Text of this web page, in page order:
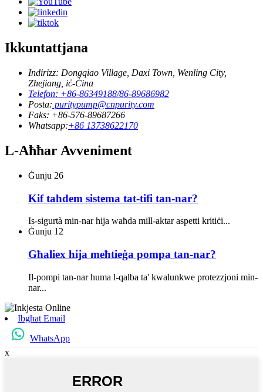
Ikkuntattjana
Indirizz: Dongqiao Village, Daxi Town, Wenling City,
Zhejiang, iċ-Ċina
Telefon: +86-86349188/86-89686982
Posta: puritypump@cnpurity.com
Faks: +86-576-89687266
Whatsapp:+86 13738622170
L-Aħħar Avveniment
Ġunju 26
Kif taħdem sistema tat-tifi tan-nar?
Is-sigurtà min-nar hija waħda mill-aktar aspetti kritiċi...
Ġunju 12
Għaliex hija meħtieġa pompa tan-nar?
Il-pompi tan-nar huma l-qalba ta' kwalunkwe protezzjoni min-
nar...
Ibgħat Email
WhatsApp
x